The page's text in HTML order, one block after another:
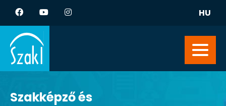
HU
Szakképző és